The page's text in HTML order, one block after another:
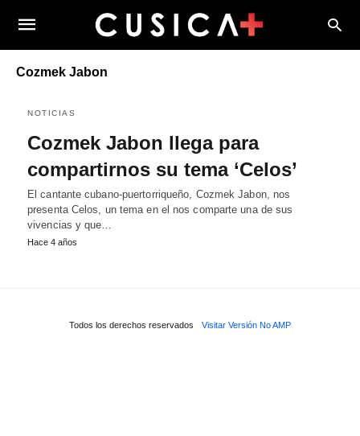
Cozmek Jabon
NOTICIAS
Cozmek Jabon llega para
compartirnos su tema ‘Celos’
El cantante cubano-puertorriqueño, Cozmek Jabon, nos
presenta Celos, un tema en el nos comparte una de sus
vivencias y que…
Hace 4 años
Todos los derechos reservados Visitar Versión No AMP